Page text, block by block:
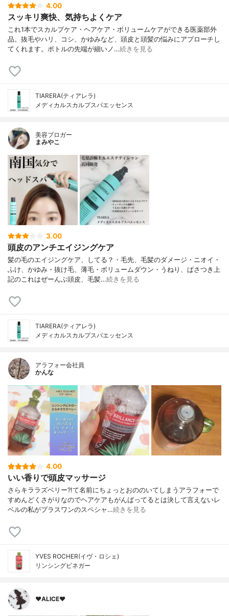
4.00
スッキリ爽快、気持ちよくケア
これ1本でスカルプケア・ヘアケア・ボリュームケアができる医薬部外
品。抜毛やハリ、コシ、かゆみなど、頭皮と頭髪の悩みにアプローチし
てくれます。ボトルの先端が細いノ…続きを見る
TIARERA(ティアレラ)
メディカルスカルプスパエッセンス
美容ブロガー
まみやこ
3.00
頭皮のアンチエイジングケア
髪の毛のエイジングケア、してる？⁡・毛先、毛髪のダメージ・ニオイ・
ふけ、かゆみ・抜け毛、薄毛・ボリュームダウン・うねり、ぱさつき⁡上
記のこれはぜーんぶ頭皮、毛髪…続きを見る
TIARERA(ティアレラ)
メディカルスカルプスパエッセンス
アラフォー会社員
かんな
4.00
いい香りで頭皮マッサージ
さらキララズベリー?!て名前にちょっとおののいてしまうアラフォーで
すめんどくさがりなのでヘアケアもがんばってるとは決して言えないレ
ベルの私がプラスワンのスペシャ…続きを見る
YVES ROCHER(イヴ・ロシェ)
リンシングビネガー
♥ALICE♥